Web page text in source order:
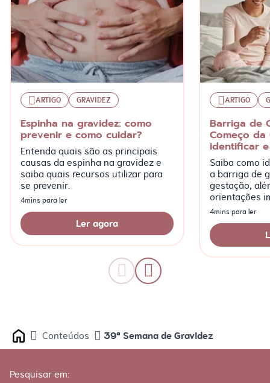
ARTIGO GRAVIDEZ
Espinha na gravidez: como
prevenir e como cuidar?
Entenda quais são as principais
causas da espinha na gravidez e
saiba quais recursos utilizar para
se prevenir.
4mins para ler
Ler agora
ARTIGO
Barriga de
Começo da
identificar
Saiba como
a barriga de
gestação,
orientações
mais!
4mins para ler
Home Conteúdos 39ª Semana de Gravidez
Pesquisar em: